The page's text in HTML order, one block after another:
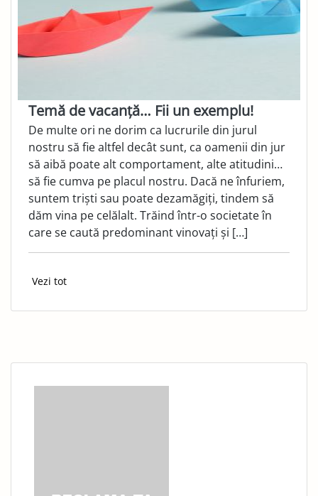
Temă de vacanță… Fii un exemplu!
De multe ori ne dorim ca lucrurile din jurul
nostru să fie altfel decât sunt, ca oamenii din jur
să aibă poate alt comportament, alte atitudini…
să fie cumva pe placul nostru. Dacă ne înfuriem,
suntem triști sau poate dezamăgiți, tindem să
dăm vina pe celălalt. Trăind într-o societate în
care se caută predominant vinovați și […]
Vezi tot